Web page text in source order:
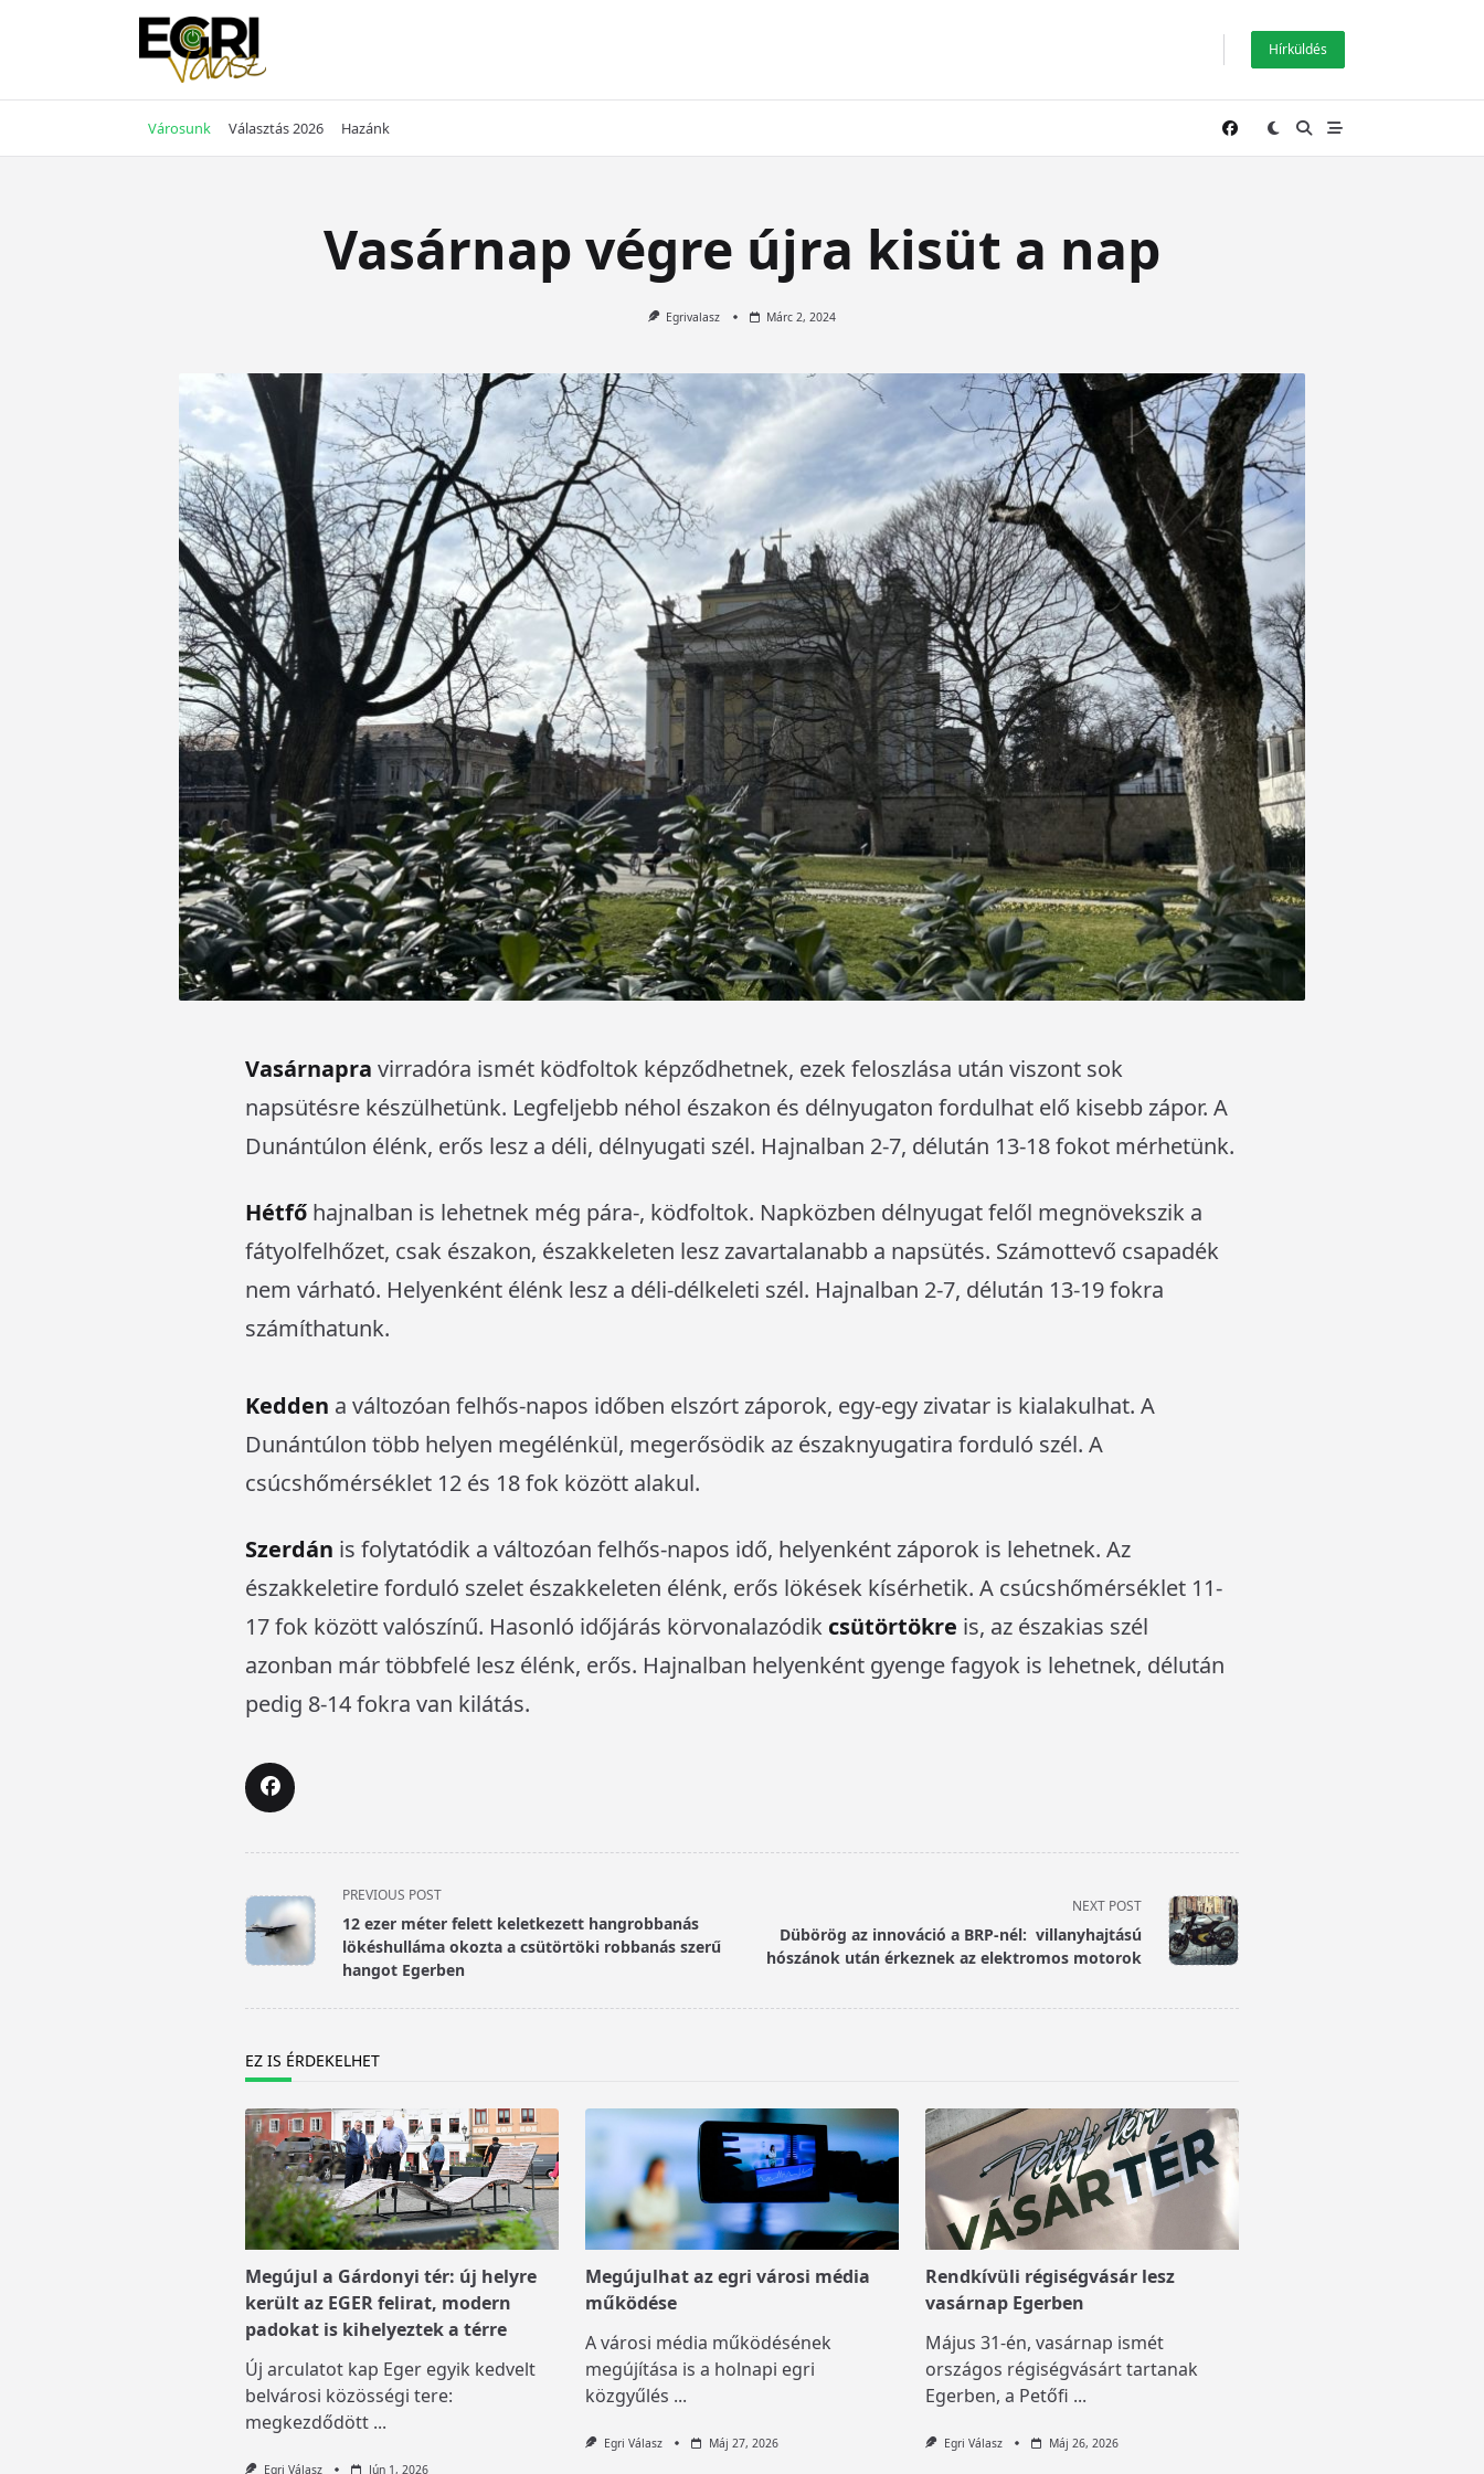
Hírküldés
Városunk Választás 2026 Hazánk
Vasárnap végre újra kisüt a nap
Egrivalasz Márc 2, 2024
Vasárnapra virradóra ismét ködfoltok képződhetnek, ezek feloszlása után viszont sok
napsütésre készülhetünk. Legfeljebb néhol északon és délnyugaton fordulhat elő kisebb zápor. A
Dunántúlon élénk, erős lesz a déli, délnyugati szél. Hajnalban 2-7, délután 13-18 fokot mérhetünk.
Hétfő hajnalban is lehetnek még pára-, ködfoltok. Napközben délnyugat felől megnövekszik a
fátyolfelhőzet, csak északon, északkeleten lesz zavartalanabb a napsütés. Számottevő csapadék
nem várható. Helyenként élénk lesz a déli-délkeleti szél. Hajnalban 2-7, délután 13-19 fokra
számíthatunk.
Kedden a változóan felhős-napos időben elszórt záporok, egy-egy zivatar is kialakulhat. A
Dunántúlon több helyen megélénkül, megerősödik az északnyugatira forduló szél. A
csúcshőmérséklet 12 és 18 fok között alakul.
Szerdán is folytatódik a változóan felhős-napos idő, helyenként záporok is lehetnek. Az
északkeletire forduló szelet északkeleten élénk, erős lökések kísérhetik. A csúcshőmérséklet 11-
17 fok között valószínű. Hasonló időjárás körvonalazódik csütörtökre is, az északias szél
azonban már többfelé lesz élénk, erős. Hajnalban helyenként gyenge fagyok is lehetnek, délután
pedig 8-14 fokra van kilátás.
<span
class="nav-
subtitle
screen-
PREVIOUS POST
12 ezer méter felett keletkezett hangrobbanás
lökéshulláma okozta a csütörtöki robbanás szerű
hangot Egerben
NEXT POST
Dübörög az innováció a BRP-nél: villanyhajtású
hószánok után érkeznek az elektromos motorok
EZ IS ÉRDEKELHET
Megújul a Gárdonyi tér: új helyre
került az EGER felirat, modern
padokat is kihelyeztek a térre
Új arculatot kap Eger egyik kedvelt
belvárosi közösségi tere:
megkezdődött ...
Egri Válasz Jún 1, 2026
Megújulhat az egri városi média
működése
A városi média működésének
megújítása is a holnapi egri
közgyűlés ...
Egri Válasz Máj 27, 2026
Rendkívüli régiségvásár lesz
vasárnap Egerben
Május 31-én, vasárnap ismét
országos régiségvásárt tartanak
Egerben, a Petőfi ...
Egri Válasz Máj 26, 2026